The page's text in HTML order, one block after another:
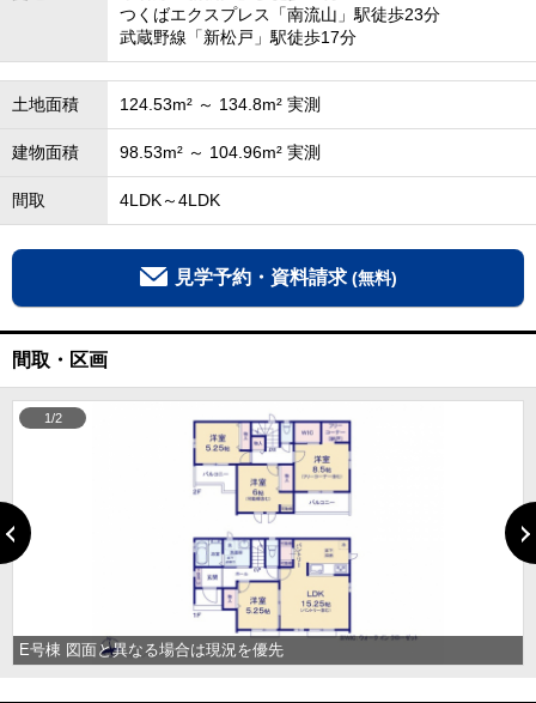
つくばエクスプレス「南流山」駅徒歩23分
武蔵野線「新松戸」駅徒歩17分
土地面積 124.53m² ～ 134.8m² 実測
建物面積 98.53m² ～ 104.96m² 実測
間取 4LDK～4LDK
見学予約・資料請求 (無料)
間取・区画
E号棟 図面と異なる場合は現況を優先
1/2